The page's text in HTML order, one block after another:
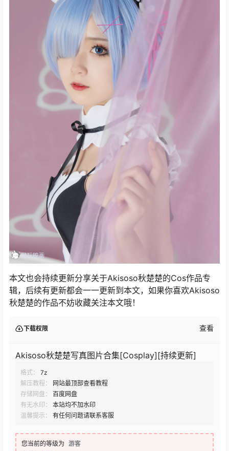
本文也会持续更新分享关于Akisoso秋楚楚的Cos作品专
辑，后续有更新都会一一更新到本文，如果你喜欢Akisoso
秋楚楚的作品不妨收藏关注本文哦！
下载权限 查看
Akisoso秋楚楚写真图片合集[Cosplay][持续更新]
格式：
7z
解压教程：
网站最顶部查看教程
存储网盘：
百度网盘
有无水印：
本站均不加水印
温馨提示：
有任何问题请联系客服
您当前的等级为 游客